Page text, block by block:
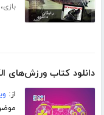
بازی
دانلود کتاب ورزش‌های
از: